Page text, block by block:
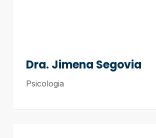
Dra. Jimena Segovia
Psicologia